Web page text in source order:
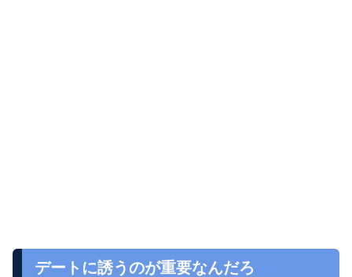
デートに誘うのが重要なんだろ